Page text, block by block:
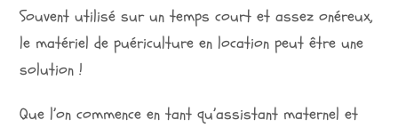
Souvent utilisé sur un temps court et assez onéreux,
le matériel de puériculture en location peut être une
solution !
Que l’on commence en tant qu’assistant maternel et